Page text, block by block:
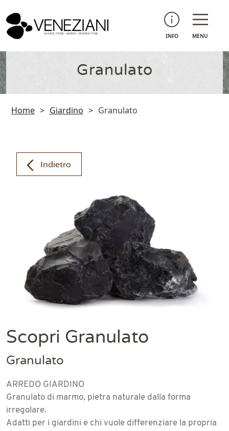
INFO MENU
Granulato
Home > Giardino > Granulato
Indietro
Scopri Granulato
Granulato
ARREDO GIARDINO
Granulato di marmo, pietra naturale dalla forma
irregolare.
Adatti per i giardini e chi vuole differenziare la propria